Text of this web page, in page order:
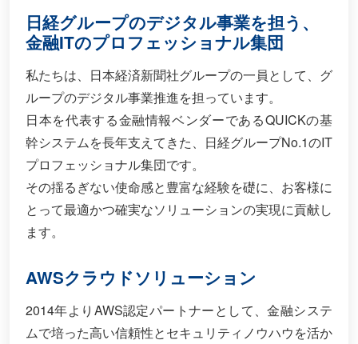
日経グループのデジタル事業を担う、
金融ITのプロフェッショナル集団
私たちは、日本経済新聞社グループの一員として、グ
ループのデジタル事業推進を担っています。
日本を代表する金融情報ベンダーであるQUICKの基
幹システムを長年支えてきた、日経グループNo.1のIT
プロフェッショナル集団です。
その揺るぎない使命感と豊富な経験を礎に、お客様に
とって最適かつ確実なソリューションの実現に貢献し
ます。
AWSクラウドソリューション
2014年よりAWS認定パートナーとして、金融システ
ムで培った高い信頼性とセキュリティノウハウを活か